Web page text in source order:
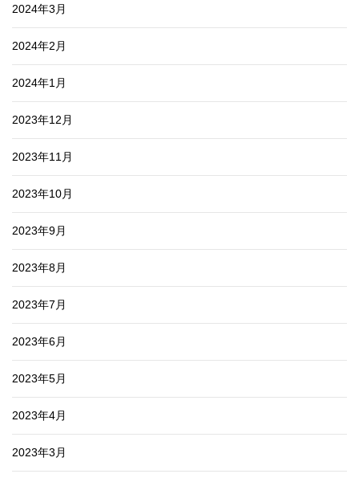
2024年3月
2024年2月
2024年1月
2023年12月
2023年11月
2023年10月
2023年9月
2023年8月
2023年7月
2023年6月
2023年5月
2023年4月
2023年3月